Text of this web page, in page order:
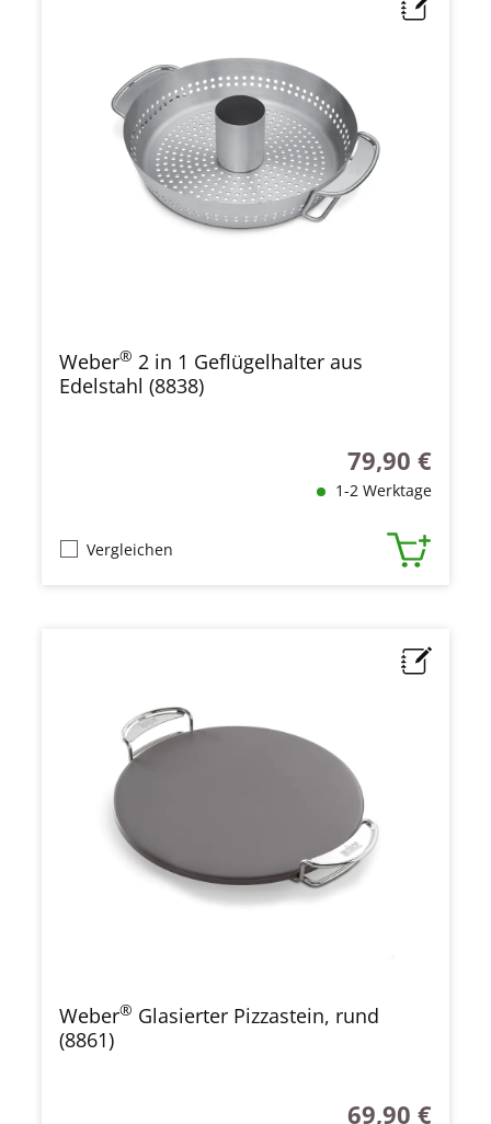
Weber® 2 in 1 Geflügelhalter aus
Edelstahl (8838)
Regulärer Preis:
79,90 €
1-2 Werktage
Vergleichen
Weber® Glasierter Pizzastein, rund
(8861)
Regulärer Preis:
69,90 €